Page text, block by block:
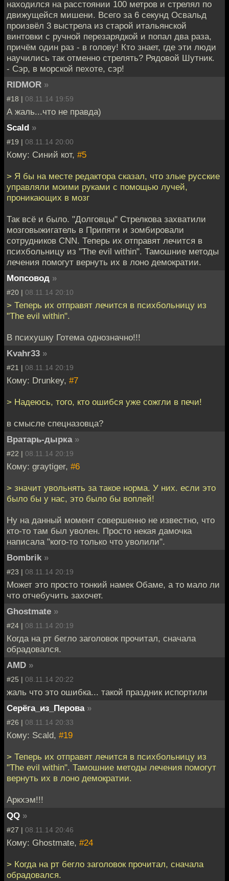
находился на расстоянии 100 метров и стрелял по
движущейся мишени. Всего за 6 секунд Освальд
произвёл 3 выстрела из старой итальянской
винтовки с ручной перезарядкой и попал два раза,
причём один раз - в голову! Кто знает, где эти люди
научились так отменно стрелять? Рядовой Шутник.
- Сэр, в морской пехоте, сэр!
RIDMOR »
#18 | 08.11.14 19:59
А жаль...что не правда)
Scald »
#19 | 08.11.14 20:00
Кому: Синий кот, #5
> Я бы на месте редактора сказал, что злые русские
управляли моими руками с помощью лучей,
проникающих в мозг
Так всё и было. "Долговцы" Стрелкова захватили
мозговыжигатель в Припяти и зомбировали
сотрудников CNN. Теперь их отправят лечится в
психбольницу из "The evil within". Тамошние методы
лечения помогут вернуть их в лоно демократии.
Мопсовод »
#20 | 08.11.14 20:10
> Теперь их отправят лечится в психбольницу из
"The evil within".
В психушку Готема однозначно!!!
Kvahr33 »
#21 | 08.11.14 20:19
Кому: Drunkey, #7
> Надеюсь, того, кто ошибся уже сожгли в печи!
в смысле спецназовца?
Вратарь-дырка »
#22 | 08.11.14 20:19
Кому: graytiger, #6
> значит увольнять за такое норма. У них. если это
было бы у нас, это было бы воплей!
Ну на данный момент совершенно не известно, что
кто-то там был уволен. Просто некая дамочка
написала "кого-то только что уволили".
Bombrik »
#23 | 08.11.14 20:19
Может это просто тонкий намек Обаме, а то мало ли
что отчебучить захочет.
Ghostmate »
#24 | 08.11.14 20:19
Когда на рт бегло заголовок прочитал, сначала
обрадовался.
AMD »
#25 | 08.11.14 20:22
жаль что это ошибка... такой праздник испортили
Серёга_из_Перова »
#26 | 08.11.14 20:33
Кому: Scald, #19
> Теперь их отправят лечится в психбольницу из
"The evil within". Тамошние методы лечения помогут
вернуть их в лоно демократии.
Аркхэм!!!
QQ »
#27 | 08.11.14 20:46
Кому: Ghostmate, #24
> Когда на рт бегло заголовок прочитал, сначала
обрадовался.